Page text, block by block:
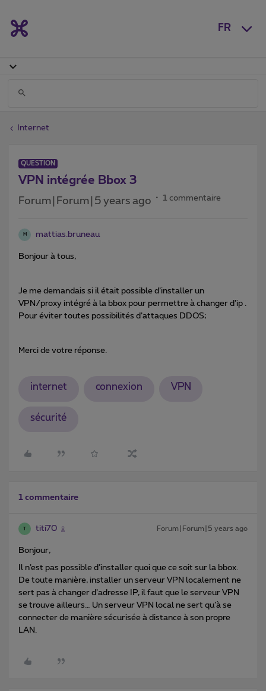
FR
Internet
QUESTION
VPN intégrée Bbox 3
Forum|Forum|5 years ago 1 commentaire
M mattias.bruneau
Bonjour à tous,
Je me demandais si il était possible d’installer un
VPN/proxy intégré à la bbox pour permettre à changer d’ip .
Pour éviter toutes possibilités d’attaques DDOS;
Merci de votre réponse.
internet connexion VPN
sécurité
1 commentaire
titi70 Forum|Forum|5 years ago
Bonjour,
Il n’est pas possible d’installer quoi que ce soit sur la bbox.
De toute manière, installer un serveur VPN localement ne
sert pas à changer d’adresse IP, il faut que le serveur VPN
se trouve ailleurs… Un serveur VPN local ne sert qu’à se
connecter de manière sécurisée à distance à son propre
LAN.